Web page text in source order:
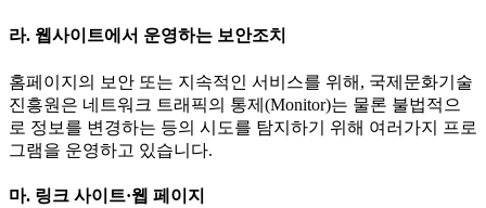
라. 웹사이트에서 운영하는 보안조치
홈페이지의 보안 또는 지속적인 서비스를 위해, 국제문화기술
진흥원은 네트워크 트래픽의 통제(Monitor)는 물론 불법적으
로 정보를 변경하는 등의 시도를 탐지하기 위해 여러가지 프로
그램을 운영하고 있습니다.
마. 링크 사이트·웹 페이지